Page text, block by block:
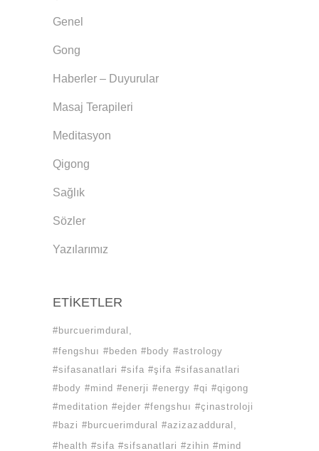
Genel
Gong
Haberler – Duyurular
Masaj Terapileri
Meditasyon
Qigong
Sağlık
Sözler
Yazılarımız
ETIKETLER
#burcuerimdural
#fengshuı #beden #body #astrology
#sifasanatlari #sifa #şifa #sifasanatlari
#body #mind #enerji #energy #qi #qigong
#meditation #ejder #fengshuı #çinastroloji
#bazi #burcuerimdural #azizazaddural
#health #sifa #sifsanatlari #zihin #mind